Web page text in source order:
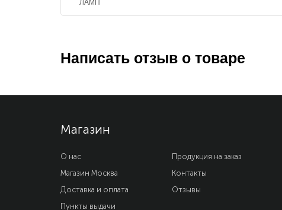
ЛАМП
Написать отзыв о товаре
Магазин
О нас
Магазин Москва
Доставка и оплата
Пункты выдачи
Продукция на заказ
Контакты
Отзывы